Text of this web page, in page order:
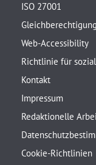
ISO 27001
Web-Accessibility
Richtlinie für
Kontakt
Impressum
Redaktionelle
Cookie-Richtlinien